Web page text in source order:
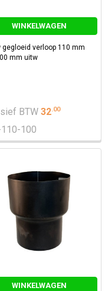
WINKELWAGEN
gegloeid verloop 110 mm
mm uitw
BTW 32.00
110-100
WINKELWAGEN